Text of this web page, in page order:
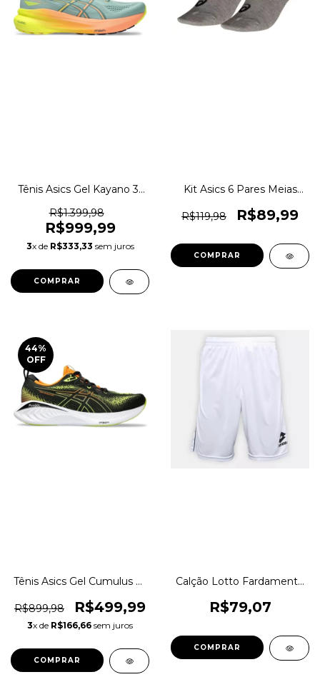
Tênis Asics Gel Kayano 31
Original 1magnus
R$1.399,98
R$999,99
3x de R$333,33 sem juros
COMPRAR
Kit Asics 6 Pares Meias
Show 1magnus
R$119,98 R$89,99
COMPRAR
44%
OFF
Tênis Asics Gel Cumulus 25
1magnus
R$899,98 R$499,99
3x de R$166,66 sem juros
COMPRAR
Calção Lotto Fardamento
1magnus
R$79,07
COMPRAR